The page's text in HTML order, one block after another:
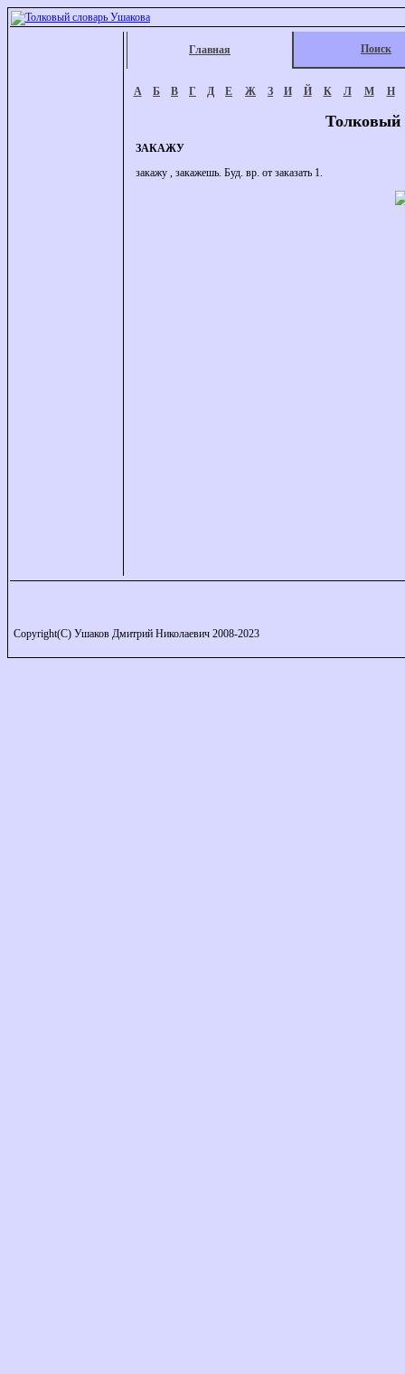
Главная Поиск
А Б В Г Д Е Ж З И Й К Л М Н
Толковый
ЗАКАЖУ
закажу , закажешь. Буд. вр. от заказать 1.
Copyright(C) Ушаков Дмитрий Николаевич 2008-2023